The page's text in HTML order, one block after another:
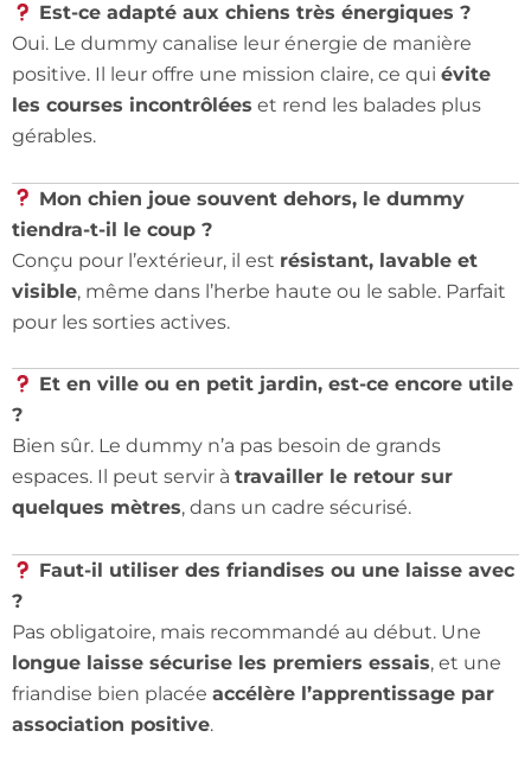
Est-ce adapté aux chiens très énergiques ?
Oui. Le dummy canalise leur énergie de manière
positive. Il leur offre une mission claire, ce qui évite
les courses incontrôlées et rend les balades plus
gérables.
Mon chien joue souvent dehors, le dummy
tiendra-t-il le coup ?
Conçu pour l’extérieur, il est résistant, lavable et
visible, même dans l’herbe haute ou le sable. Parfait
pour les sorties actives.
Et en ville ou en petit jardin, est-ce encore utile
?
Bien sûr. Le dummy n’a pas besoin de grands
espaces. Il peut servir à travailler le retour sur
quelques mètres, dans un cadre sécurisé.
Faut-il utiliser des friandises ou une laisse avec
?
Pas obligatoire, mais recommandé au début. Une
longue laisse sécurise les premiers essais, et une
friandise bien placée accélère l’apprentissage par
association positive.